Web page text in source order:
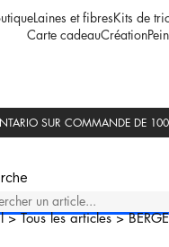
Laines et fibresKits de
Carte cadeauCréation
>Tous les articles>